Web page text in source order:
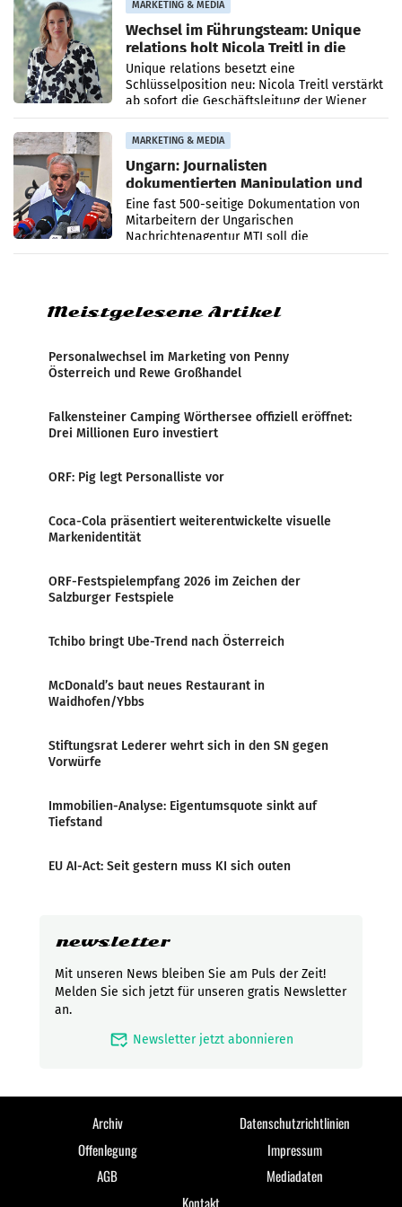
MARKETING & MEDIA
Wechsel im Führungsteam: Unique
relations holt Nicola Treitl in die
Geschäftsleitung
Unique relations besetzt eine
Schlüsselposition neu: Nicola Treitl verstärkt
ab sofort die Geschäftsleitung der Wiener
PR-Agentur an der Seite von Josef Kalina und
Anna Kalina-Mahr.
MARKETING & MEDIA
Ungarn: Journalisten
dokumentierten Manipulation und
Zensur
Eine fast 500-seitige Dokumentation von
Mitarbeitern der Ungarischen
Nachrichtenagentur MTI soll die
systematische Nachrichten-Manipulation und
Meistgelesene Artikel
Personalwechsel im Marketing von Penny
Österreich und Rewe Großhandel
Falkensteiner Camping Wörthersee offiziell eröffnet:
Drei Millionen Euro investiert
ORF: Pig legt Personalliste vor
Coca-Cola präsentiert weiterentwickelte visuelle
Markenidentität
ORF-Festspielempfang 2026 im Zeichen der
Salzburger Festspiele
Tchibo bringt Ube-Trend nach Österreich
McDonald’s baut neues Restaurant in
Waidhofen/Ybbs
Stiftungsrat Lederer wehrt sich in den SN gegen
Vorwürfe
Immobilien-Analyse: Eigentumsquote sinkt auf
Tiefstand
EU AI-Act: Seit gestern muss KI sich outen
newsletter
Mit unseren News bleiben Sie am Puls der Zeit!
Melden Sie sich jetzt für unseren gratis Newsletter
an.
mark_email_read Newsletter jetzt abonnieren
Archiv
Datenschutzrichtlinien
Offenlegung
Impressum
AGB
Mediadaten
Kontakt